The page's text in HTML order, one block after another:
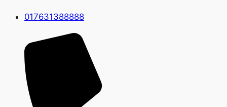
017631388888